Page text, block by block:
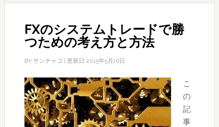
FXのシステムトレードで勝
つための考え方と方法
BY サンチャゴ| 更新日 2015年5月16日
こ
の
記
事